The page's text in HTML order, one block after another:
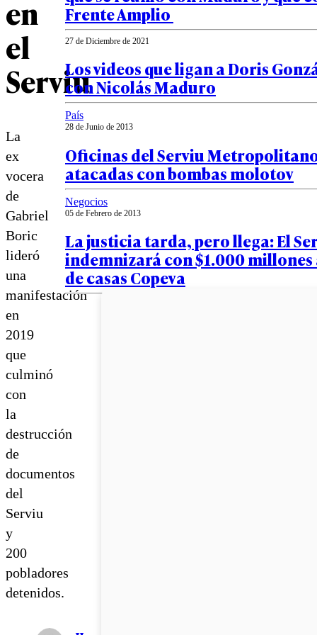
en
el
Serviu
La
ex
vocera
de
Gabriel
Boric
lideró
una
manifestación
en
2019
que
culminó
con
la
destrucción
de
documentos
del
Serviu
y
200
pobladores
detenidos.
Frente Amplio
27 de Diciembre de 2021
Los videos que ligan a Doris
con Nicolás Maduro
País
28 de Junio de 2013
Oficinas del Serviu
atacadas con bombas molotov
Negocios
05 de Febrero de 2013
La justicia tarda, pero llega: El
indemnizará con $1.000 millones
de casas Copeva